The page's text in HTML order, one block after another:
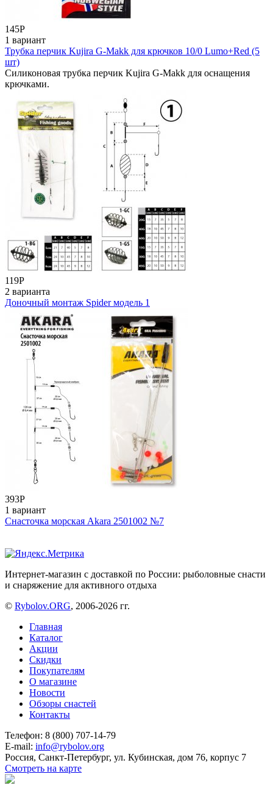
145Р
1 вариант
Трубка перчик Kujira G-Makk для крючков 10/0 Lumo+Red (5
шт)
Силиконовая трубка перчик Kujira G-Makk для оснащения
крючками.
119Р
2 варианта
Доночный монтаж Spider модель 1
393Р
1 вариант
Снасточка морская Akara 2501002 №7
Интернет-магазин с доставкой по России: рыболовные снасти
и снаряжение для активного отдыха
© Rybolov.ORG, 2006-2026 гг.
Главная
Каталог
Акции
Скидки
Покупателям
О магазине
Новости
Обзоры снастей
Контакты
Телефон: 8 (800) 707-14-79
E-mail: info@rybolov.org
Россия, Санкт-Петербург, ул. Кубинская, дом 76, корпус 7
Смотреть на карте